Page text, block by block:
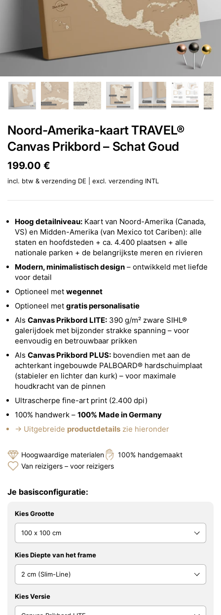
Noord-Amerika-kaart TRAVEL®
Canvas Prikbord – Schat Goud
Prijs:
199.00 €
incl. btw & verzending DE | excl. verzending INTL
Hoog detailniveau: Kaart van Noord-Amerika (Canada,
VS) en Midden-Amerika (van Mexico tot Cariben): alle
staten en hoofdsteden + ca. 4.400 plaatsen + alle
nationale parken + de belangrijkste meren en rivieren
Modern, minimalistisch design – ontwikkeld met liefde
voor detail
Optioneel met wegennet
Optioneel met gratis personalisatie
Als Canvas Prikbord LITE: 390 g/m² zware SIHL®
galerijdoek met bijzonder strakke spanning – voor
eenvoudig en betrouwbaar prikken
Als Canvas Prikbord PLUS: bovendien met aan de
achterkant ingebouwde PALBOARD® hardschuimplaat
(stabieler en lichter dan kurk) – voor maximale
houdkracht van de pinnen
Ultrascherpe fine-art print (2.400 dpi)
100% handwerk – 100% Made in Germany
→ Uitgebreide productdetails zie hieronder
Hoogwaardige materialen
100% handgemaakt
Van reizigers – voor reizigers
Je basisconfiguratie:
Kies Grootte
Kies Diepte van het frame
Kies Versie